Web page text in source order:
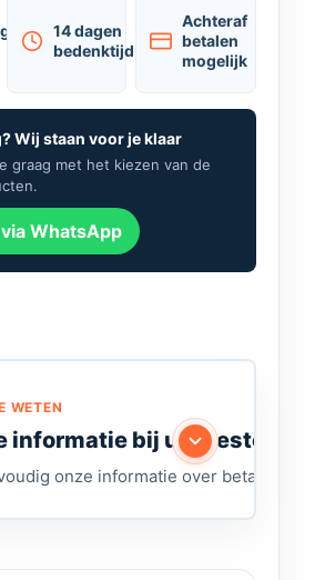
14 dagen
bedenktijd
Achteraf
betalen
mogelijk
Wij staan voor je klaar
graag met het kiezen van de
WhatsApp
WETEN
informatie bij uw bestelling
onze informatie over betalen,